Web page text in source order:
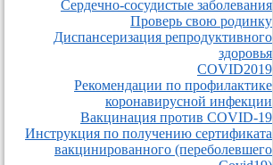
Сердечно-сосудистые заболевания
Проверь свою родинку
Диспансеризация репродуктивного
здоровья
COVID2019
Рекомендации по профилактике
коронавирусной инфекции
Вакцинация против COVID-19
Инструкция по получению сертификата
вакцинированного (переболевшего